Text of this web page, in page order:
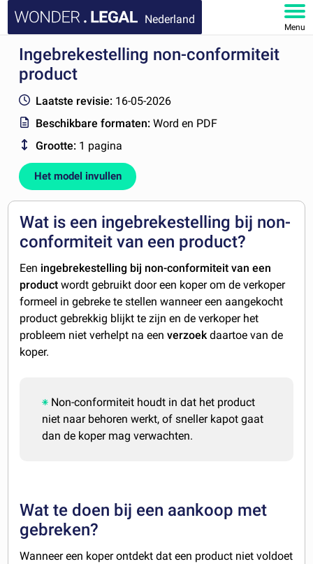
Nederland
Menu
HOME
FAQ
MIJN ACCOUNT
Ingebrekestelling non-conformiteit
product
Laatste revisie: 16-05-2026
Beschikbare formaten:Word en PDF
Grootte: 1 pagina
Het model invullen
Wat is een ingebrekestelling bij non-
conformiteit van een product?
Een ingebrekestelling bij non-conformiteit van een
productwordt gebruikt door een koper om de verkoper
formeel in gebreke te stellen wanneer een aangekocht
product gebrekkig blijkt te zijn en de verkoper het
probleem niet verhelpt na eenverzoekdaartoe van de
koper.
Non-conformiteit houdt in dat het product
niet naar behoren werkt, of sneller kapot gaat
dan de koper mag verwachten.
Wat te doen bij een aankoop met
gebreken?
Wanneer een koper ontdekt dat een product niet voldoet